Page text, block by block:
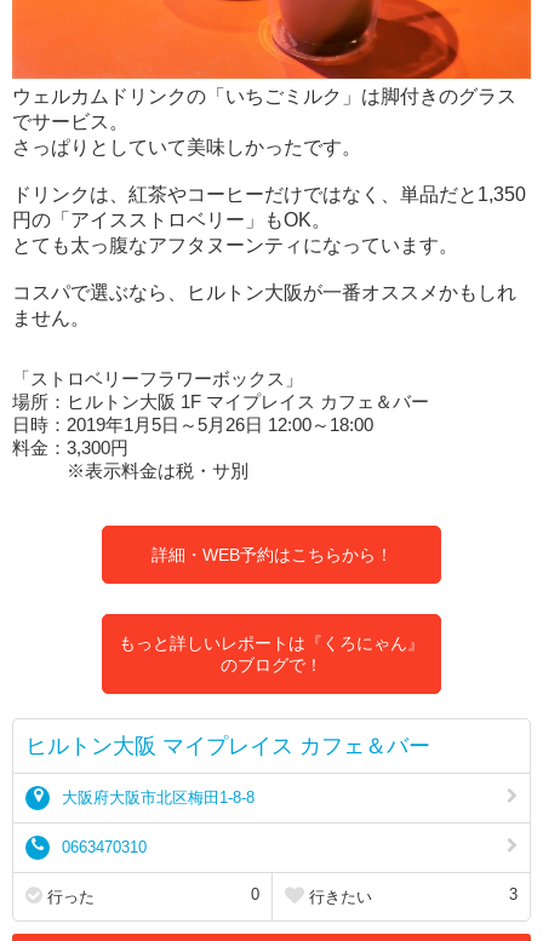
ウェルカムドリンクの「いちごミルク」は脚付きのグラス
でサービス。
さっぱりとしていて美味しかったです。
ドリンクは、紅茶やコーヒーだけではなく、単品だと1,350
円の「アイスストロベリー」もOK。
とても太っ腹なアフタヌーンティになっています。
コスパで選ぶなら、ヒルトン大阪が一番オススメかもしれ
ません。
「ストロベリーフラワーボックス」
場所：ヒルトン大阪 1F マイプレイス カフェ＆バー
日時：2019年1月5日～5月26日 12:00～18:00
料金：3,300円
※表示料金は税・サ別
詳細・WEB予約はこちらから！
もっと詳しいレポートは『くろにゃん』
のブログで！
ヒルトン大阪 マイプレイス カフェ＆バー
大阪府大阪市北区梅田1-8-8
0663470310
行った 0 行きたい 3